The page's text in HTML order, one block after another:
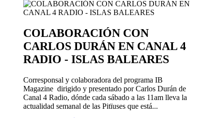
COLABORACIÓN CON
CARLOS DURÁN EN CANAL 4
RADIO - ISLAS BALEARES
Corresponsal y colaboradora del programa IB
Magazine dirigido y presentado por Carlos Durán de
Canal 4 Radio, dónde cada sábado a las 11am lleva la
actualidad semanal de las Pitïuses que está...